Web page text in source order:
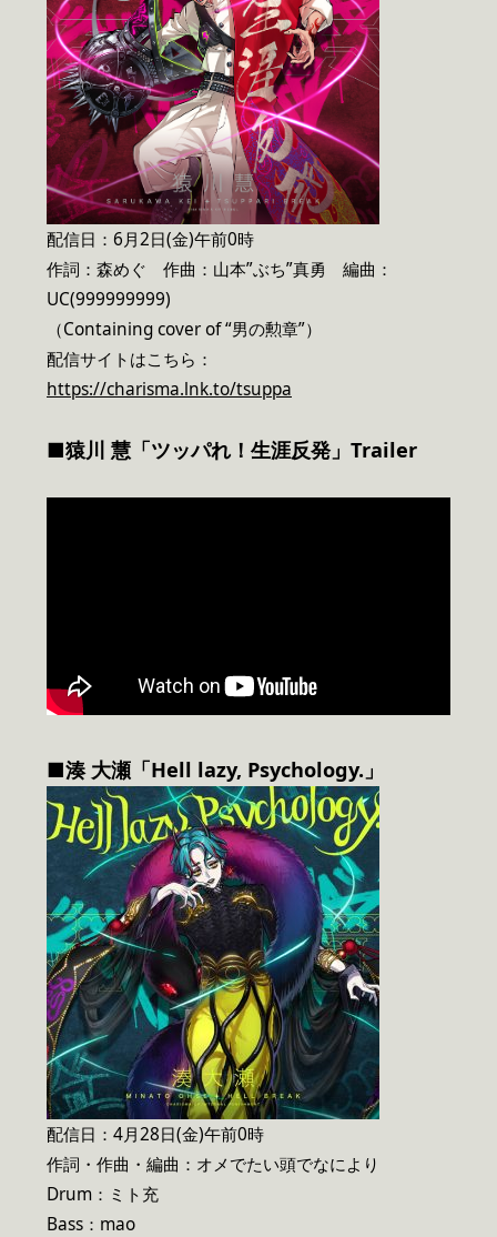
配信日：6月2日(金)午前0時
作詞：森めぐ 作曲：山本”ぶち”真勇 編曲：
UC(999999999)
（Containing cover of “男の勲章”）
配信サイトはこちら：
https://charisma.lnk.to/tsuppa
■猿川 慧「ツッパれ！生涯反発」Trailer
■湊 大瀬「Hell lazy, Psychology.」
配信日：4月28日(金)午前0時
作詞・作曲・編曲：オメでたい頭でなにより
Drum：ミト充
Bass：mao